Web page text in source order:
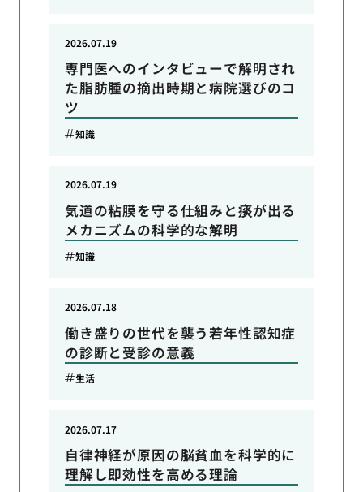
専門医へのインタビューで解明され
た脂肪腫の摘出時期と病院選びのコ
ツ
2026.07.19
知識
気道の粘膜を守る仕組みと痰が出る
メカニズムの科学的な解明
2026.07.19
知識
働き盛りの世代を襲う若年性認知症
の診断と受診の意義
2026.07.18
生活
自律神経が原因の脳貧血を科学的に
理解し即効性を高める理論
2026.07.17